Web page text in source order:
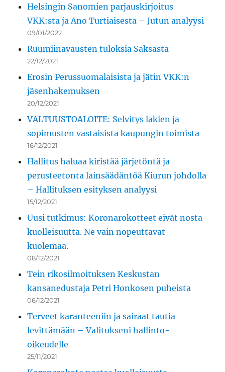
Helsingin Sanomien parjauskirjoitus
VKK:sta ja Ano Turtiaisesta – Jutun analyysi
09/01/2022
Ruumiinavausten tuloksia Saksasta
22/12/2021
Erosin Perussuomalaisista ja jätin VKK:n
jäsenhakemuksen
20/12/2021
VALTUUSTOALOITE: Selvitys lakien ja
sopimusten vastaisista kaupungin toimista
16/12/2021
Hallitus haluaa kiristää järjetöntä ja
perusteetonta lainsäädäntöä Kiurun johdolla
– Hallituksen esityksen analyysi
15/12/2021
Uusi tutkimus: Koronarokotteet eivät nosta
kuolleisuutta. Ne vain nopeuttavat
kuolemaa.
08/12/2021
Tein rikosilmoituksen Keskustan
kansanedustaja Petri Honkosen puheista
06/12/2021
Terveet karanteeniin ja sairaat tautia
levittämään – Valitukseni hallinto-
oikeudelle
25/11/2021